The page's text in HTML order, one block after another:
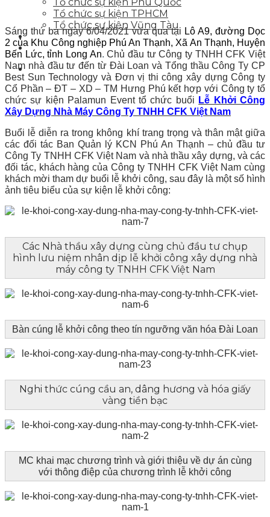
Tổ chức sự kiện TPHCM
Tổ chức sự kiện Vũng Tàu
Tin tức sự kiện
Liên hệ
Sáng thứ ba ngày 6/04/2021 vừa qua tại Lô A9, đường Dọc
2 của Khu Công nghiệp Phú An Thạnh, Xã An Thạnh, Huyện
Bến Lức, tỉnh Long An.Chủ đầu tư Công ty TNHH CFK Việt
Nam nhà đầu tư đến từ Đài Loan và Tổng thầu Công Ty CP
Best Sun Technology và Đơn vị thi công xây dựng Công ty
Cổ Phần – ĐT – XD – TM Hưng Phú kết hợp với Công ty tổ
chức sự kiện Palamun Event tổ chức buổi Lễ Khởi Công
Xây Dựng Nhà Máy Công Ty TNHH CFK Việt Nam
Buổi lễ diễn ra trong không khí trang trọng và thân mật giữa
các đối tác Ban Quản lý KCN Phú An Thạnh – chủ đầu tư
Công Ty TNHH CFK Việt Nam và nhà thầu xây dựng, và các
đối tác, khách hàng của Công ty TNHH CFK Việt Nam cùng
khách mời tham dự buổi lễ khởi công, sau đây là một số hình
ảnh tiêu biểu của sự kiện lễ khởi công:
Các Nhà thầu xây dựng cùng chủ đầu tư chụp
hình lưu niệm nhân dịp lễ khởi công xây dựng nhà
máy công ty TNHH CFK Việt Nam
Bàn cúng lễ khởi công theo tín ngưỡng văn hóa Đài Loan
Nghi thức cúng cầu an, dâng hương và hóa giấy
vàng tiền bạc
MC khai mạc chương trình và giới thiệu về dự án cùng
với thông điệp của chương trình lễ khởi công